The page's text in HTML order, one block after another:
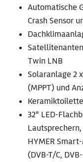
Automatische
Crash Sensor
Twin LNB
Solaranlage 2
(MPPT) und
Keramiktoilette
32" LED-
HYMER
(DVB-T/C,